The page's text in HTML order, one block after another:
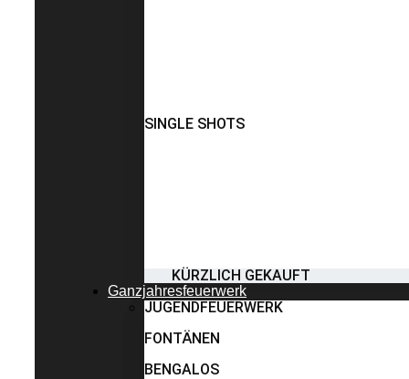
SINGLE SHOTS
KÜRZLICH GEKAUFT
Ganzjahresfeuerwerk
JUGENDFEUERWERK
FONTÄNEN
BENGALOS